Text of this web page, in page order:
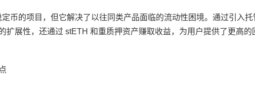
币的项目，但它解决了以往同类产品面临的流动性困境。通过引入托
扩展性，还通过 stETH 和重质押资产赚取收益，为用户提供了更高的